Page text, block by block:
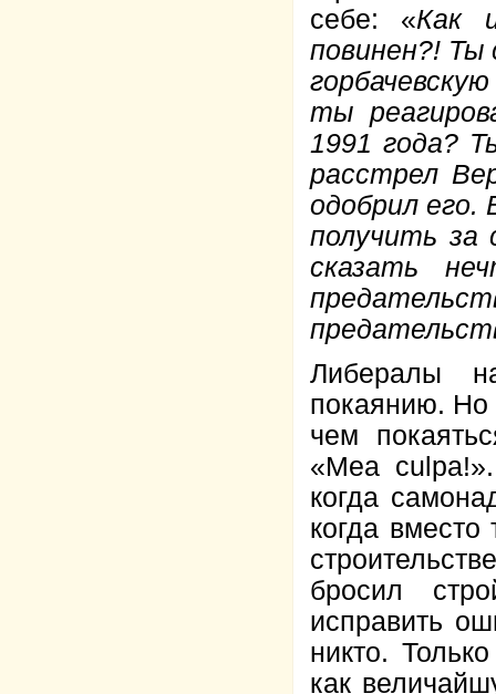
себе: «Как
повинен?! Ты
ты
1991 года?
расстрел
одобрил
получить за
сказать
Либералы
покаянию. Но
чем
«Mea
когда
когда
бросил
исправить
никто.
как